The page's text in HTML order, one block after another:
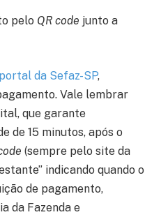
pelo QR code junto a
da Sefaz-SP,
Vale lembrar
que garante
de 15 minutos, após o
(sempre pelo site da
indicando quando o
de pagamento,
da Fazenda e